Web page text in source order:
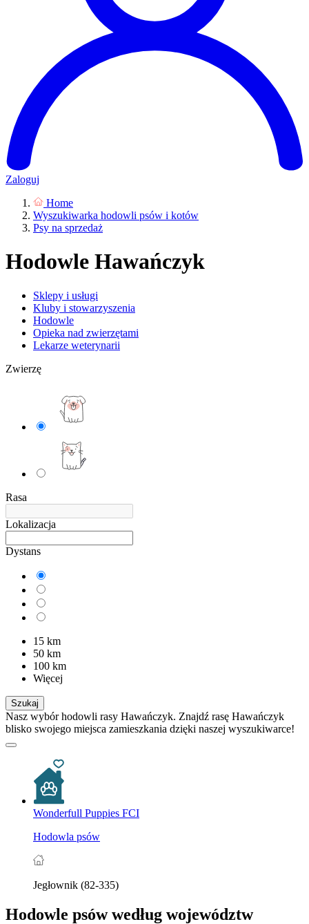
Zaloguj
Home
Wyszukiwarka hodowli psów i kotów
Psy na sprzedaż
Hodowle Hawańczyk
Sklepy i usługi
Kluby i stowarzyszenia
Hodowle
Opieka nad zwierzętami
Lekarze weterynarii
Zwierzę
Rasa
Lokalizacja
Dystans
15 km
50 km
100 km
Więcej
Szukaj
Nasz wybór hodowli rasy Hawańczyk. Znajdź rasę Hawańczyk
blisko swojego miejsca zamieszkania dzięki naszej wyszukiwarce!
Wonderfull Puppies FCI
Hodowla psów
Jegłownik (82-335)
Hodowle psów według województw